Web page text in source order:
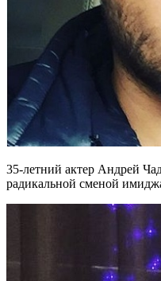
35-летний актер Андрей
радикальной сменой